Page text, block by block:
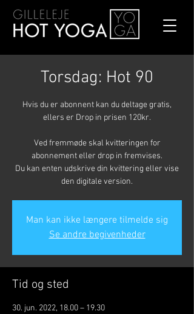
Torsdag: Hot 90
Hvis du er abonnent kan du deltage gratis,
ellers er Drop in prisen 120kr.
Ved fremmøde skal kvitteringen for
abonnement eller drop in fremvises.
Du kan enten udskrive din kvittering eller vise
den digitale version.
Man kan ikke længere tilmelde sig
Se andre begivenheder
Tid og sted
30. jun. 2022, 18.00 – 19.30